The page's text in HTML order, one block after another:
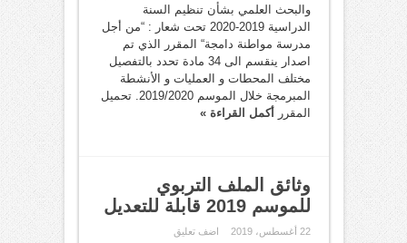
والبحث العلمي بشأن تنظيم السنة
الدراسية 2019-2020 تحت شعار : “من أجل
مدرسة مواطنة دامجة“ المقرر الذي تم
اصدار ينقسم الى 34 مادة تحدد بالتفصيل
مختلف المحطات و العمليات و الأنشطة
المبرمجة خلال الموسم 2019/2020. تحميل
المقرر أكمل القراءة »
وثائق الملف التربوي
للموسم 2019 قابلة للتعديل
22 أغسطس، 2019 اضف تعليق